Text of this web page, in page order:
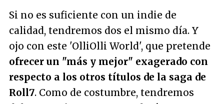
Si no es suficiente con un indie de
calidad, tendremos dos el mismo día. Y
ojo con este 'OlliOlli World', que pretende
ofrecer un "más y mejor" exagerado con
respecto a los otros títulos de la saga de
Roll7. Como de costumbre, tendremos